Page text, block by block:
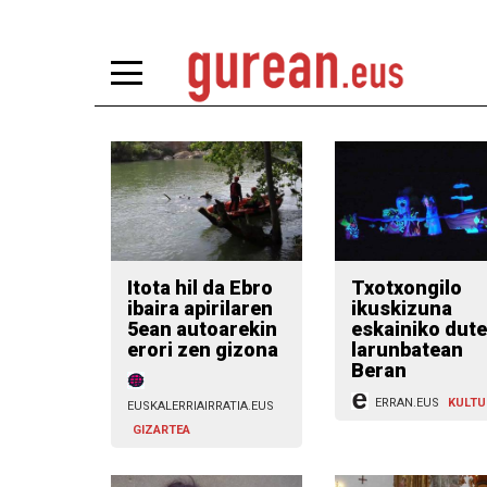
Itota hil da Ebro
ibaira apirilaren
5ean autoarekin
erori zen gizona
EUSKALERRIAIRRATIA.EUS
GIZARTEA
Txotxongilo
ikuskizuna
eskainiko dute
larunbatean
Beran
ERRAN.EUS